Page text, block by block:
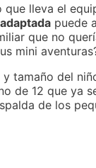
lleva el
puede
que no
mini
tamaño del
de 12 que ya
de los